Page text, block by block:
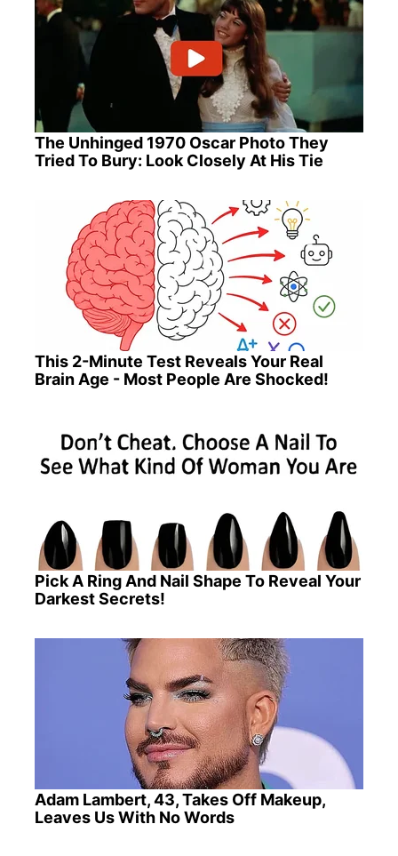
The Unhinged 1970 Oscar Photo They
Tried To Bury: Look Closely At His Tie
This 2-Minute Test Reveals Your Real
Brain Age - Most People Are Shocked!
Pick A Ring And Nail Shape To Reveal Your
Darkest Secrets!
Adam Lambert, 43, Takes Off Makeup,
Leaves Us With No Words